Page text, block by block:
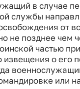
в случае
службы
от
не позднее чем
частью
извещения о его
или